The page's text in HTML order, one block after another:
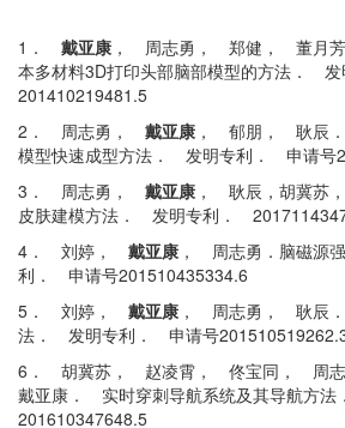
1． 戴亚康 ， 周志勇 ， 郑健 ， 董月芳
本多材料3D打印头部脑部模型的方法 ．
201410219481.5
2． 周志勇 ， 戴亚康 ， 郁朋 ， 耿辰
模型快速成型方法 ． 发明专利 ． 申请号
3． 周志勇 ， 戴亚康 ， 耿辰，胡冀苏
皮肤建模方法 ． 发明专利 ．
4． 刘婷 ， 戴亚康 ， 周志勇 ． 脑磁源
利 ． 申请号201510435334.6
5． 刘婷 ， 戴亚康 ， 周志勇 ， 耿辰
法 ． 发明专利 ． 申请号
6． 胡冀苏 ， 赵凌霄 ， 佟宝同 ， 周
戴亚康 ． 实时穿刺导航系统及其导航方法
201610347648.5